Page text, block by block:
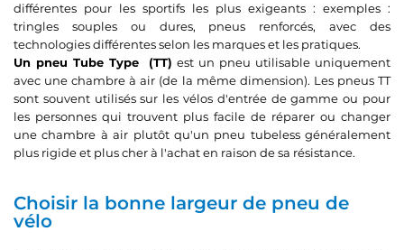
différentes pour les sportifs les plus exigeants : exemples :
tringles souples ou dures, pneus renforcés, avec des
technologies différentes selon les marques et les pratiques.
Un pneu Tube Type
(TT) est un pneu utilisable uniquement
avec une chambre à air (de la même dimension). Les pneus TT
sont souvent utilisés sur les vélos d'entrée de gamme ou pour
les personnes qui trouvent plus facile de réparer ou changer
une chambre à air plutôt qu'un pneu tubeless généralement
plus rigide et plus cher à l'achat en raison de sa résistance.
Choisir la bonne largeur de pneu de
vélo